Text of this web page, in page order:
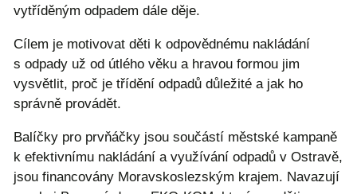
vytříděným odpadem dále děje.
Cílem je motivovat děti k odpovědnému nakládání
s odpady už od útlého věku a hravou formou jim
vysvětlit, proč je třídění odpadů důležité a jak ho
správně provádět.
Balíčky pro prvňáčky jsou součástí městské kampaně
k efektivnímu nakládání a využívání odpadů v Ostravě,
jsou financovány Moravskoslezským krajem. Navazují